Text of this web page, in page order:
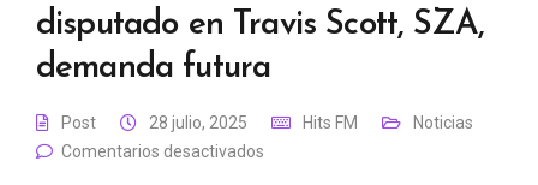
disputado en Travis Scott, SZA,
demanda futura
Post 28 julio, 2025 Hits FM
Noticias
Comentarios desactivados